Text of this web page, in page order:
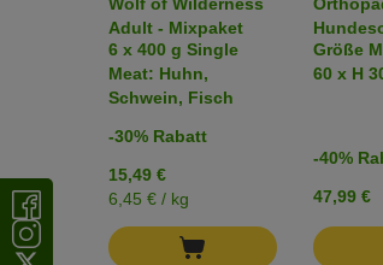
Adult - Mixpaket
6 x 400 g Single
Meat: Huhn,
Schwein, Fisch
-30% Rabatt
15,49 €
6,45 € / kg
Größe
60 x H
-40%
47,99 €